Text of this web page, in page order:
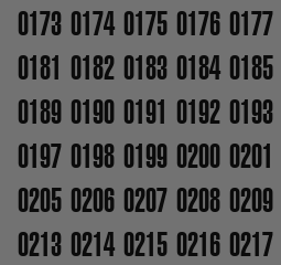
0173 0174 0175 0176 0177
0181 0182 0183 0184 0185
0189 0190 0191 0192 0193
0197 0198 0199 0200 0201
0205 0206 0207 0208 0209
0213 0214 0215 0216 0217